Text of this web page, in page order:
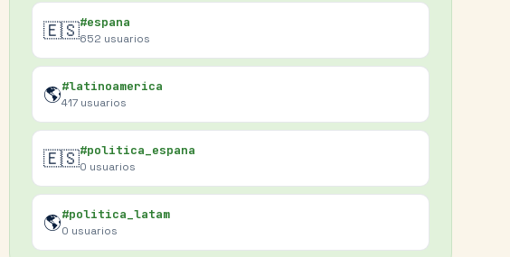
🇪🇸#espana
652 usuarios
🌎#latinoamerica
417 usuarios
🇪🇸#politica_espana
0 usuarios
🌎#politica_latam
0 usuarios